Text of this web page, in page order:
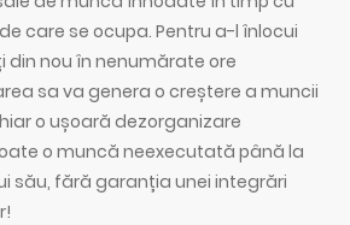
care se ocupa. Pentru a-l înlocui
din nou în nenumărate ore
sa va genera o creștere a muncii
o ușoară dezorganizare
o muncă neexecutată până la
său, fără garanția unei integrări